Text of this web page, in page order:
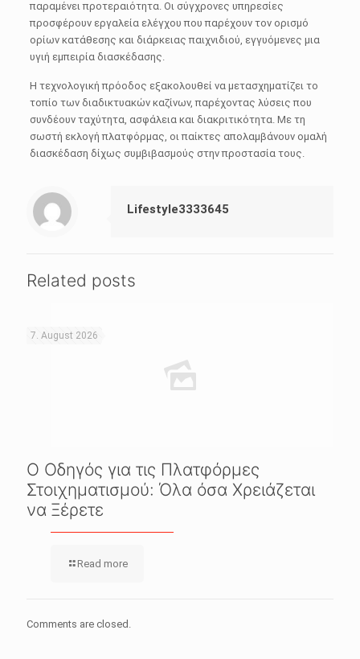
παραμένει προτεραιότητα. Οι σύγχρονες υπηρεσίες
προσφέρουν εργαλεία ελέγχου που παρέχουν τον ορισμό
ορίων κατάθεσης και διάρκειας παιχνιδιού, εγγυόμενες μια
υγιή εμπειρία διασκέδασης.
Η τεχνολογική πρόοδος εξακολουθεί να μετασχηματίζει το
τοπίο των διαδικτυακών καζίνων, παρέχοντας λύσεις που
συνδέουν ταχύτητα, ασφάλεια και διακριτικότητα. Με τη
σωστή εκλογή πλατφόρμας, οι παίκτες απολαμβάνουν ομαλή
διασκέδαση δίχως συμβιβασμούς στην προστασία τους.
Lifestyle3333645
Related posts
7. August 2026
Ο Οδηγός για τις Πλατφόρμες
Στοιχηματισμού: Όλα όσα Χρειάζεται
να Ξέρετε
Read more
Comments are closed.